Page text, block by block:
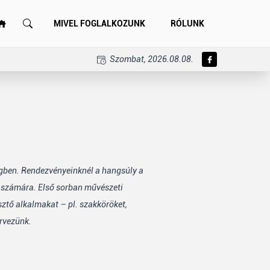
MIVEL FOGLALKOZUNK RÓLUNK
Szombat, 2026.08.08.
Rendezvényeinknél a hangsúly a
Első sorban művészeti
alkalmakat – pl. szakköröket,